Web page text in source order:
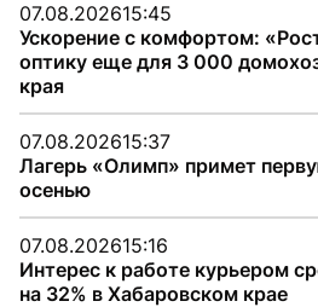
07.08.202615:45
Ускорение с комфортом:
оптику еще для 3 000
края
07.08.202615:37
Лагерь «Олимп» примет
осенью
07.08.202615:16
Интерес к работе курьером
на 32% в Хабаровском крае